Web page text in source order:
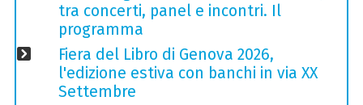
tra concerti, panel e incontri. Il
programma
Fiera del Libro di Genova 2026,
l'edizione estiva con banchi in via XX
Settembre